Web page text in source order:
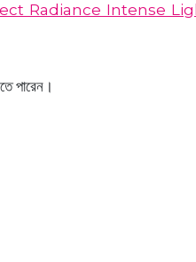
Radiance Intense
পারেন।